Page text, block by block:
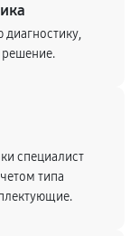
специалист
типа